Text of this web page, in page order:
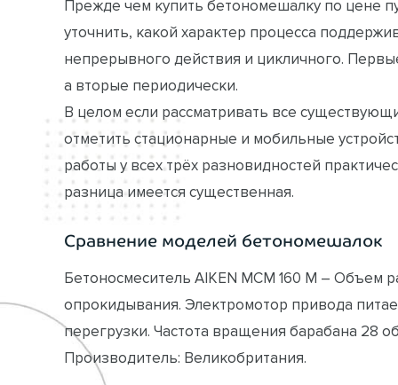
Прежде чем купить бетономешалку по цене
уточнить, какой характер процесса
непрерывного действия и цикличного.
а вторые периодически.
В целом если рассматривать все
отметить стационарные и мобильные
работы у всех трёх разновидностей
разница имеется существенная.
Сравнение моделей бетономешалок
Бетоносмеситель AIKEN MCM 160 M – Объем
опрокидывания. Электромотор привода
перегрузки. Частота вращения барабана 28
Производитель: Великобритания.